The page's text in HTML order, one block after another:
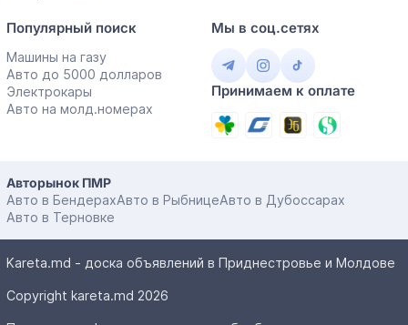
Популярный поиск
Машины на газу
Авто до 5000 долларов
Электрокары
Авто на молд.номерах
Мы в соц.сетях
Принимаем к оплате
Авторынок ПМР
Авто в БендерахАвто в РыбницеАвто в Дубоссарах
Авто в Терновке
Kareta.md - доска объявлений в Приднестровье и Молдове
Copyright kareta.md 2026